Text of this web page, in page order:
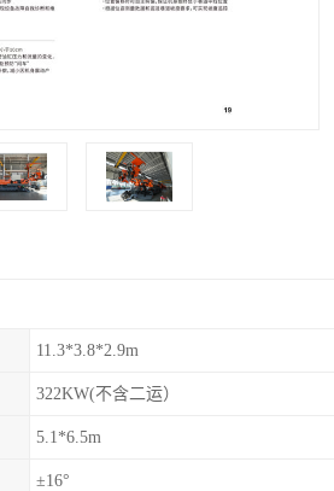
11.3*3.8*2.9m
322KW(不含二运）
5.1*6.5m
±16°